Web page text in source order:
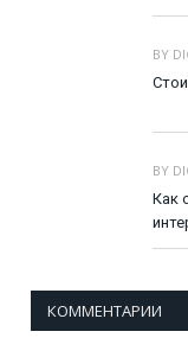
BY
BY
Как
КОММЕНТАРИИ